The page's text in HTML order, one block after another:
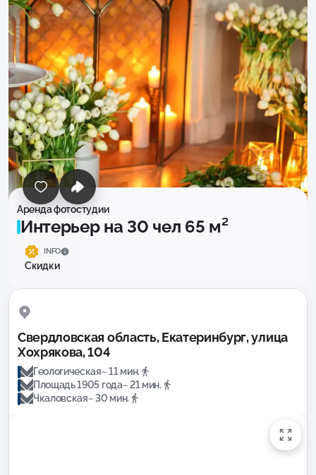
Все фото
Аренда фотостудии
Интерьер на 30 чел 65 м²
INFO
Скидки
Свердловская область, Екатеринбург, улица
Хохрякова, 104
Геологическая~ 11 мин.
Площадь 1905 года~ 21 мин.
Чкаловская~ 30 мин.